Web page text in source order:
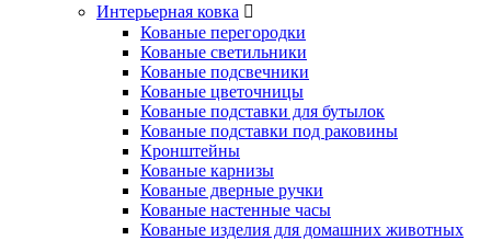
Интерьерная ковка
Кованые перегородки
Кованые светильники
Кованые подсвечники
Кованые цветочницы
Кованые подставки для бутылок
Кованые подставки под раковины
Кронштейны
Кованые карнизы
Кованые дверные ручки
Кованые настенные часы
Кованые изделия для домашних животных